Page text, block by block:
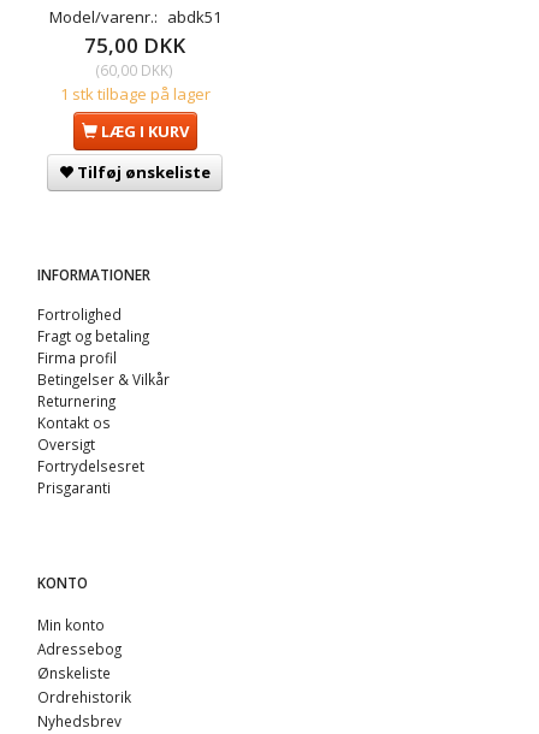
Model/varenr.: abdk51
75,00 DKK
(60,00 DKK)
1 stk tilbage på lager
LÆG I KURV
Tilføj ønskeliste
INFORMATIONER
Fortrolighed
Fragt og betaling
Firma profil
Betingelser & Vilkår
Returnering
Kontakt os
Oversigt
Fortrydelsesret
Prisgaranti
KONTO
Min konto
Adressebog
Ønskeliste
Ordrehistorik
Nyhedsbrev